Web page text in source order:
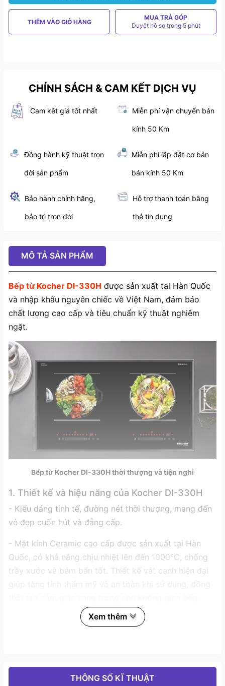
THÊM VÀO GIỎ HÀNG
MUA TRẢ GÓP
Duyệt hồ sơ trong 5 phút
CHÍNH SÁCH & CAM KẾT DỊCH VỤ
Cam kết giá tốt nhất Miễn phí vận chuyển bán
kính 50 Km
Đồng hành kỹ thuật trọn
đời sản phẩm
Miễn phí lắp đặt cơ bản
bán kính 50 Km
Bảo hành chính hãng,
bảo trì trọn đời
Hỗ trợ thanh toán bằng
thẻ tín dụng
MÔ TẢ SẢN PHẨM
Bếp từ Kocher DI-330H được sản xuất tại Hàn Quốc
và nhập khẩu nguyên chiếc về Việt Nam, đảm bảo
chất lượng cao cấp và tiêu chuẩn kỹ thuật nghiêm
ngặt.
Bếp từ Kocher DI-330H thời thượng và tiện nghi
1. Thiết kế và hiệu năng của Kocher DI-330H
- Kiểu dáng tinh tế, đường nét thời thượng, mang đến
vẻ đẹp cuốn hút và đẳng cấp.
- Mặt kính Ceramic cao cấp được sản xuất tại Hàn
Quốc, có khả năng chịu nhiệt lên đến 1000°C, chống
trầy xước và bám bẩn tốt. Thiết kế vát cạnh hiện đại
- Bếp được trang bị 2 thanh trượt điều chỉnh công
không cần mất thời gian làm quen.
Xem thêm
THÔNG SỐ KĨ THUẬT